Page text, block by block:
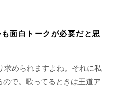
面白トークが必要だと思
められますよね。それに私
で。歌ってるときは王道ア